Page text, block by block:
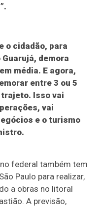
o cidadão, para
demora
média. E agora,
entre 3 ou 5
Isso vai
vai
e o turismo
federal também tem
Paulo para realizar,
a obras no litoral
A previsão,